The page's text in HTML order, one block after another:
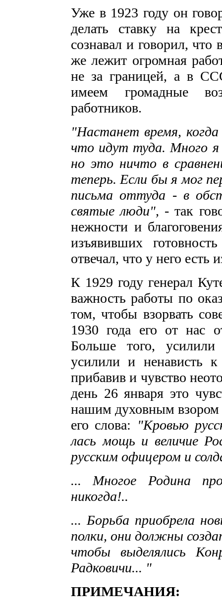
Уже в 1923 году он
делать ставку на
сознавал и гово­рил,
же лежит огромная
не за границей, а в
имеем громадные
работников.
"Настанет время, когда
что идут туда. Много я
но это ничто в
теперь. Если бы я мог
письма оттуда - в
святые люди", - так
нежности и
изъявивших
отвечал, что у него
К 1929 году генерал
важность работы по
том, чтобы взорвать
1930 года его от нас
Больше того,
усилили и ненависть к
при­бавив и чувство
день 26 января это
нашим духов­ным взором
его слова: "Кровью
лась мощь и величие
русским офицером и
... Многое Родина
никогда!..
... Борьба приобрела
полки, они должны
чтобы выделя­лись
Радковичи... "
ПРИМЕЧАНИЯ: